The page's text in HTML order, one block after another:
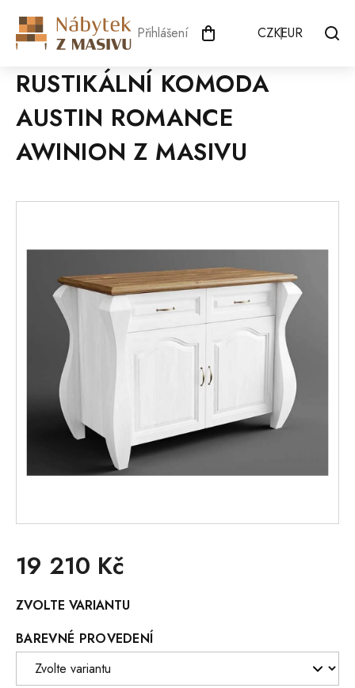
obsah
Přihlášení CZKEUR
RUSTIKÁLNÍ KOMODA
AUSTIN ROMANCE
AWINION Z MASIVU
19 210 Kč
cena:
ZVOLTE VARIANTU
BAREVNÉ PROVEDENÍ